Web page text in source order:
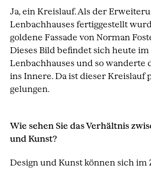
Ja, ein Kreislauf. Als der
Lenbachhauses fertiggestellt
goldene Fassade von Norman
Dieses Bild befindet sich heute im
Lenbachhauses und so wanderte
ins Innere. Da ist dieser Kreislauf
gelungen.
Wie sehen Sie das Verhältnis
und Kunst?
Design und Kunst können sich im